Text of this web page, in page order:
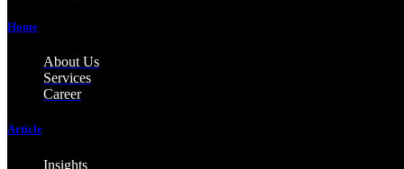
Home
About Us
Services
Career
Article
Insights